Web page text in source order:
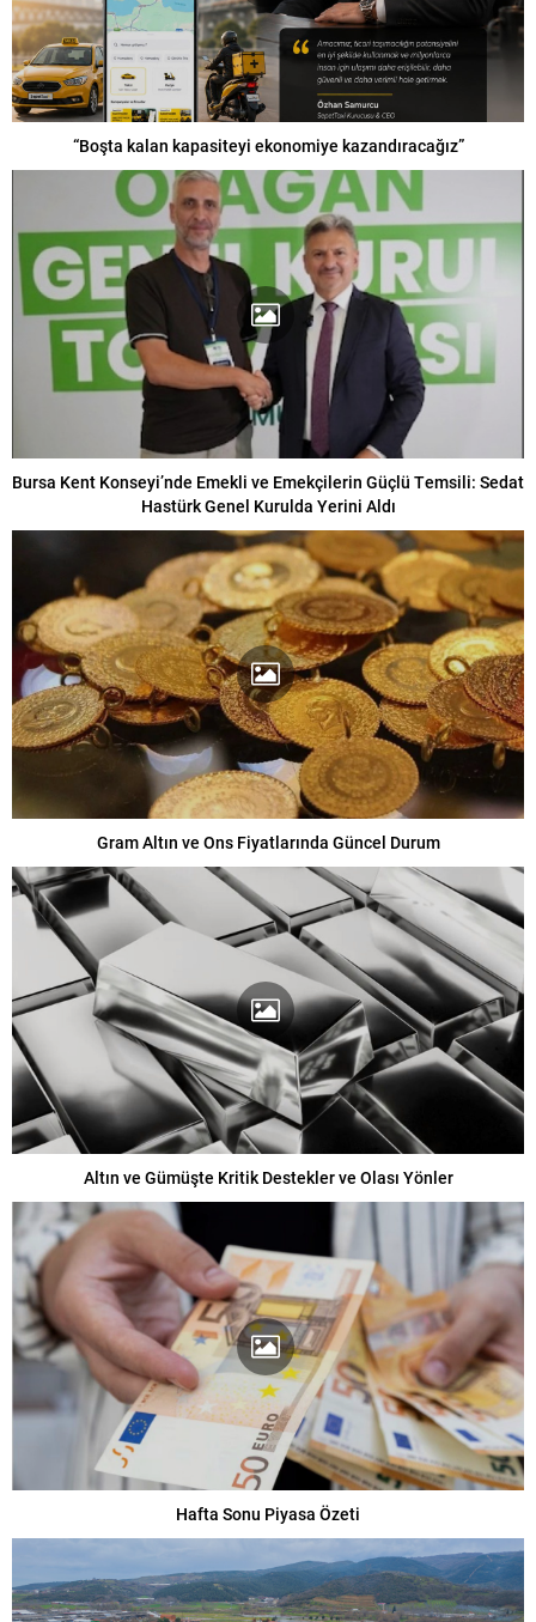
“Boşta kalan kapasiteyi ekonomiye kazandıracağız”
Bursa Kent Konseyi’nde Emekli ve Emekçilerin Güçlü Temsili: Sedat
Hastürk Genel Kurulda Yerini Aldı
Gram Altın ve Ons Fiyatlarında Güncel Durum
Altın ve Gümüşte Kritik Destekler ve Olası Yönler
Hafta Sonu Piyasa Özeti